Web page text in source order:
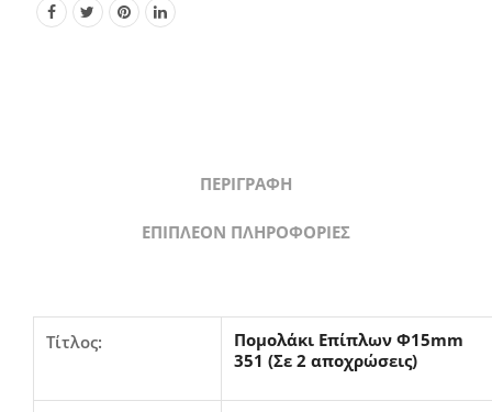
ΠΕΡΙΓΡΑΦΉ
ΕΠΙΠΛΈΟΝ ΠΛΗΡΟΦΟΡΊΕΣ
Τίτλος:
Πομολάκι Επίπλων Φ15mm
351 (Σε 2 αποχρώσεις)